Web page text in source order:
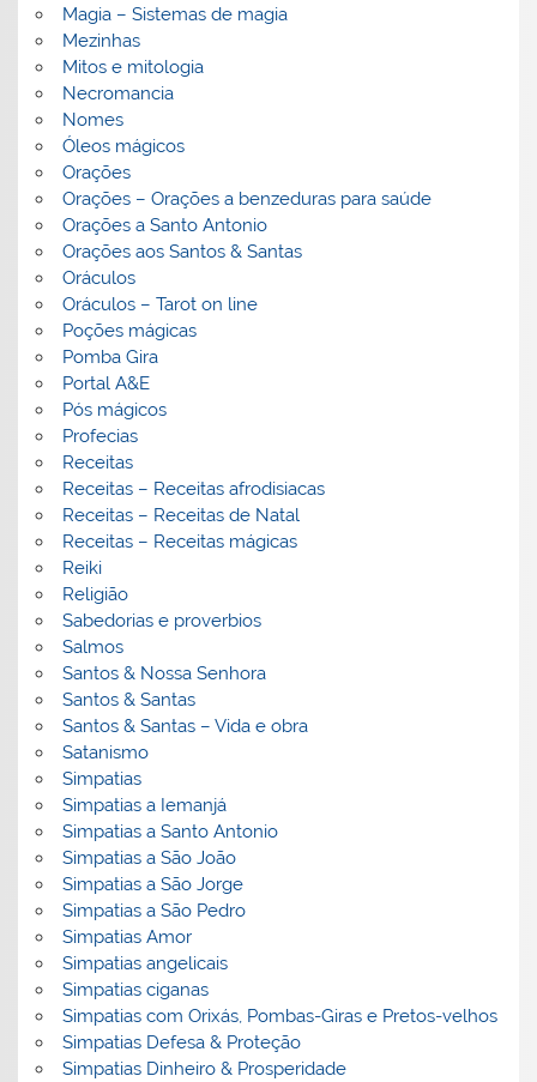
Magia – Sistemas de magia
Mezinhas
Mitos e mitologia
Necromancia
Nomes
Óleos mágicos
Orações
Orações – Orações a benzeduras para saúde
Orações a Santo Antonio
Orações aos Santos & Santas
Oráculos
Oráculos – Tarot on line
Poções mágicas
Pomba Gira
Portal A&E
Pós mágicos
Profecias
Receitas
Receitas – Receitas afrodisiacas
Receitas – Receitas de Natal
Receitas – Receitas mágicas
Reiki
Religião
Sabedorias e proverbios
Salmos
Santos & Nossa Senhora
Santos & Santas
Santos & Santas – Vida e obra
Satanismo
Simpatias
Simpatias a Iemanjá
Simpatias a Santo Antonio
Simpatias a São João
Simpatias a São Jorge
Simpatias a São Pedro
Simpatias Amor
Simpatias angelicais
Simpatias ciganas
Simpatias com Orixás, Pombas-Giras e Pretos-velhos
Simpatias Defesa & Proteção
Simpatias Dinheiro & Prosperidade